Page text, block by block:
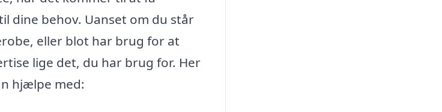
dine behov. Uanset om du står
eller blot har brug for at
lige det, du har brug for. Her
hjælpe med: